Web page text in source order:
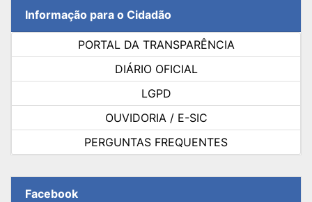
Informação para o Cidadão
PORTAL DA TRANSPARÊNCIA
DIÁRIO OFICIAL
LGPD
OUVIDORIA / E-SIC
PERGUNTAS FREQUENTES
Facebook